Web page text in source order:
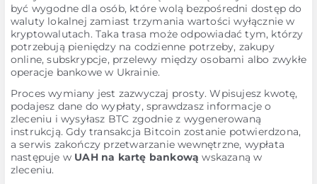
być wygodne dla osób, które wolą bezpośredni dostęp do
waluty lokalnej zamiast trzymania wartości wyłącznie w
kryptowalutach. Taka trasa może odpowiadać tym, którzy
potrzebują pieniędzy na codzienne potrzeby, zakupy
online, subskrypcje, przelewy między osobami albo zwykłe
operacje bankowe w Ukrainie.
Proces wymiany jest zazwyczaj prosty. Wpisujesz kwotę,
podajesz dane do wypłaty, sprawdzasz informacje o
zleceniu i wysyłasz BTC zgodnie z wygenerowaną
instrukcją. Gdy transakcja Bitcoin zostanie potwierdzona,
a serwis zakończy przetwarzanie wewnętrzne, wypłata
następuje w UAH na kartę bankową wskazaną w
zleceniu.